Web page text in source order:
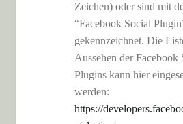
Zeichen) oder sind mit
“Facebook Social
gekennzeichnet. Die
Aussehen der Facebook
Plugins kann hier
werden:
https://